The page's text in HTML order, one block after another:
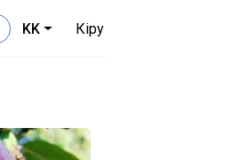
KK Кіру